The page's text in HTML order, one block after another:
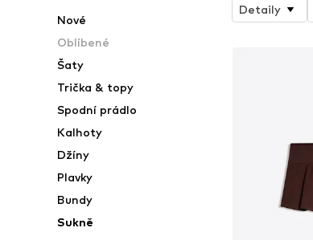
Nové
Oblíbené
Šaty
Trička & topy
Spodní prádlo
Kalhoty
Džíny
Plavky
Bundy
Sukně
Detaily